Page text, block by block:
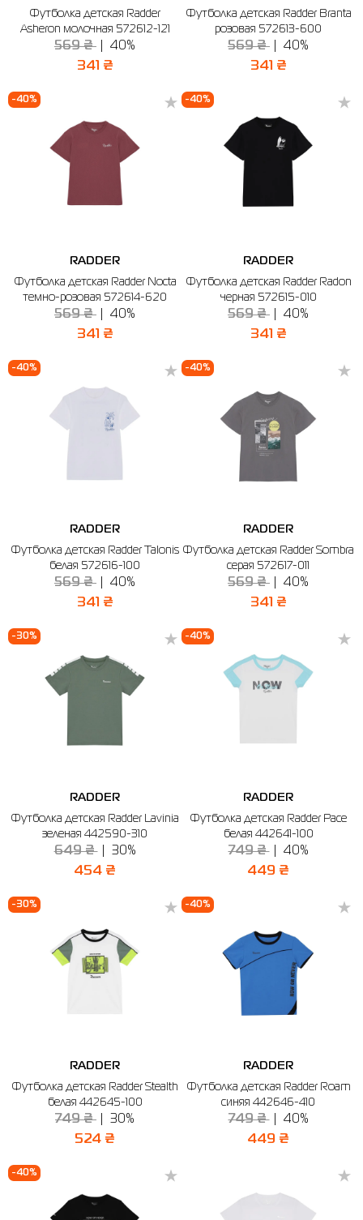
Рубашки
Толстовки
Фитнес и йога
Шарфы
Skechers
The North Face
Under Armour
Полуботинки
Бренды
Футболка детская Radder
Asheron молочная 572612-121
569 ₴ 40%
341 ₴
Футболка детская Radder Branta
розовая 572613-600
569 ₴ 40%
341 ₴
-40%
RADDER
Футболка детская Radder Nocta
темно-розовая 572614-620
569 ₴ 40%
341 ₴
-40%
RADDER
Футболка детская Radder Radon
черная 572615-010
569 ₴ 40%
341 ₴
-40%
RADDER
Футболка детская Radder Talonis
белая 572616-100
569 ₴ 40%
341 ₴
-40%
RADDER
Футболка детская Radder Sombra
серая 572617-011
569 ₴ 40%
341 ₴
-30%
RADDER
Футболка детская Radder Lavinia
зеленая 442590-310
649 ₴ 30%
454 ₴
-40%
RADDER
Футболка детская Radder Pace
белая 442641-100
749 ₴ 40%
449 ₴
-30%
RADDER
Футболка детская Radder Stealth
белая 442645-100
749 ₴ 30%
524 ₴
-40%
RADDER
Футболка детская Radder Roam
синяя 442646-410
749 ₴ 40%
449 ₴
-40%